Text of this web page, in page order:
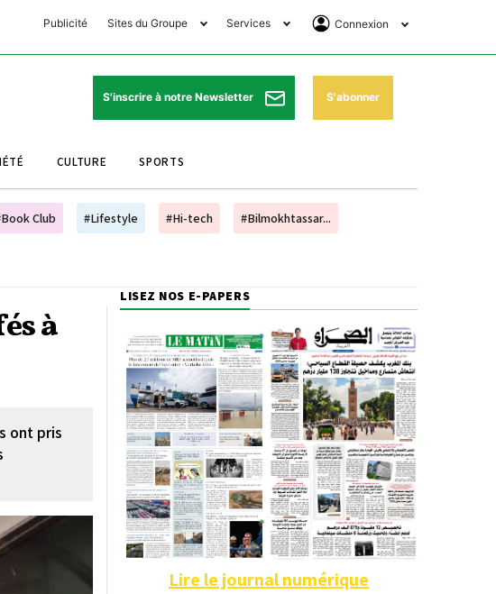
Publicité Sites du Groupe
Club Avantages
Le Matin Sports
Le Matin Store
Le Matin Annonces
Morocco Today Forum
Bookclub
Services
Horaires de prières
Pharmacies de garde
Programme TV
Cinéma
Connexion
Se Connecter
Abonnement
S'inscrire à notre Newsletter S'abonner
CULTURE SPORTS
Club #Lifestyle #Hi-tech #Bilmokhtassar...
à
ont pris
LISEZ NOS E-PAPERS
Lire le journal numérique